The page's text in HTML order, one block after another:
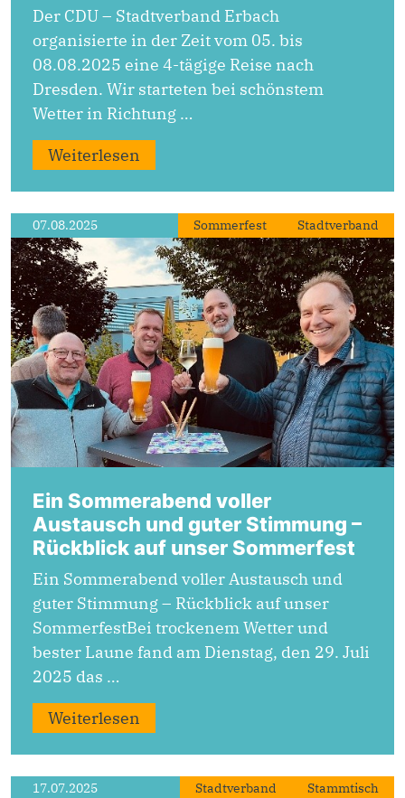
Der CDU – Stadtverband Erbach
organisierte in der Zeit vom 05. bis
08.08.2025 eine 4-tägige Reise nach
Dresden. Wir starteten bei schönstem
Wetter in Richtung …
Weiterlesen
07.08.2025 Sommerfest Stadtverband
Ein Sommerabend voller
Austausch und guter Stimmung –
Rückblick auf unser Sommerfest
Ein Sommerabend voller Austausch und
guter Stimmung – Rückblick auf unser
SommerfestBei trockenem Wetter und
bester Laune fand am Dienstag, den 29. Juli
2025 das …
Weiterlesen
17.07.2025 Stadtverband Stammtisch